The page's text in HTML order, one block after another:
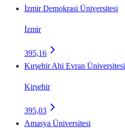
İzmir Demokrasi Üniversitesi
İzmir
395,16
Kırşehir Ahi Evran Üniversitesi
Kirşehir
395,03
Amasya Üniversitesi